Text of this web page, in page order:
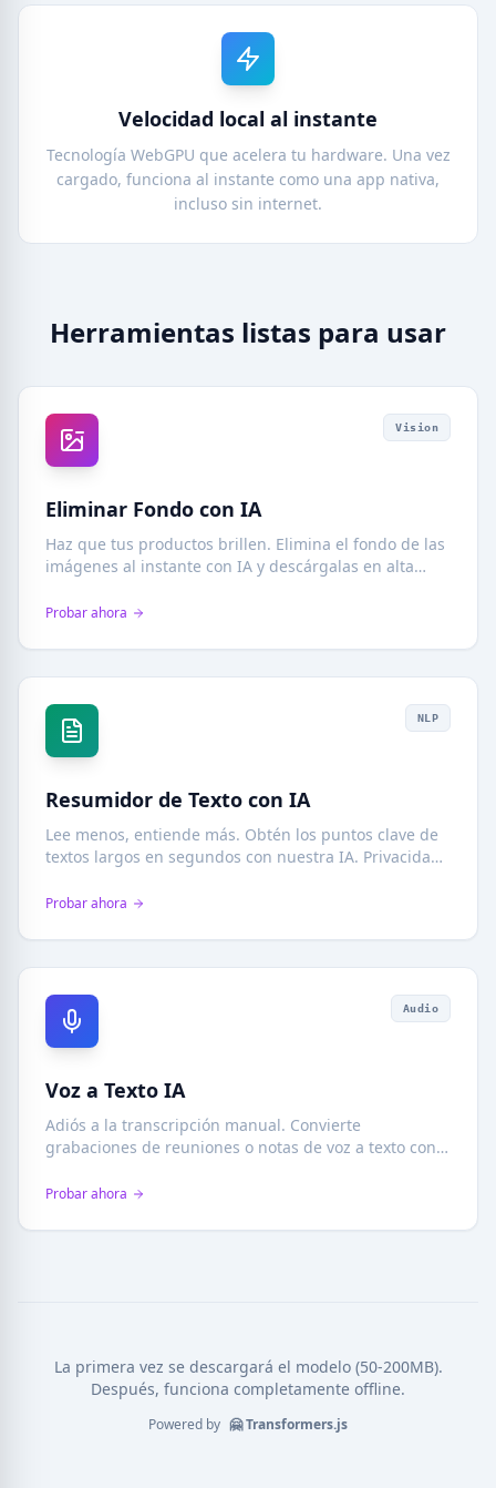
Velocidad local al instante
Tecnología WebGPU que acelera tu hardware. Una vez
cargado, funciona al instante como una app nativa,
incluso sin internet.
Herramientas listas para usar
Vision
Eliminar Fondo con IA
Haz que tus productos brillen. Elimina el fondo de las
imágenes al instante con IA y descárgalas en alta
Probar ahora
NLP
Resumidor de Texto con IA
Lee menos, entiende más. Obtén los puntos clave de
textos largos en segundos con nuestra IA. Privacidad
Probar ahora
Audio
Voz a Texto IA
Adiós a la transcripción manual. Convierte
grabaciones de reuniones o notas de voz a texto con
por tu dispositivo.
Probar ahora
La primera vez se descargará el modelo (50-200MB).
Después, funciona completamente offline.
Powered by 🤗 Transformers.js